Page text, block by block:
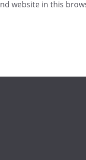
website in this